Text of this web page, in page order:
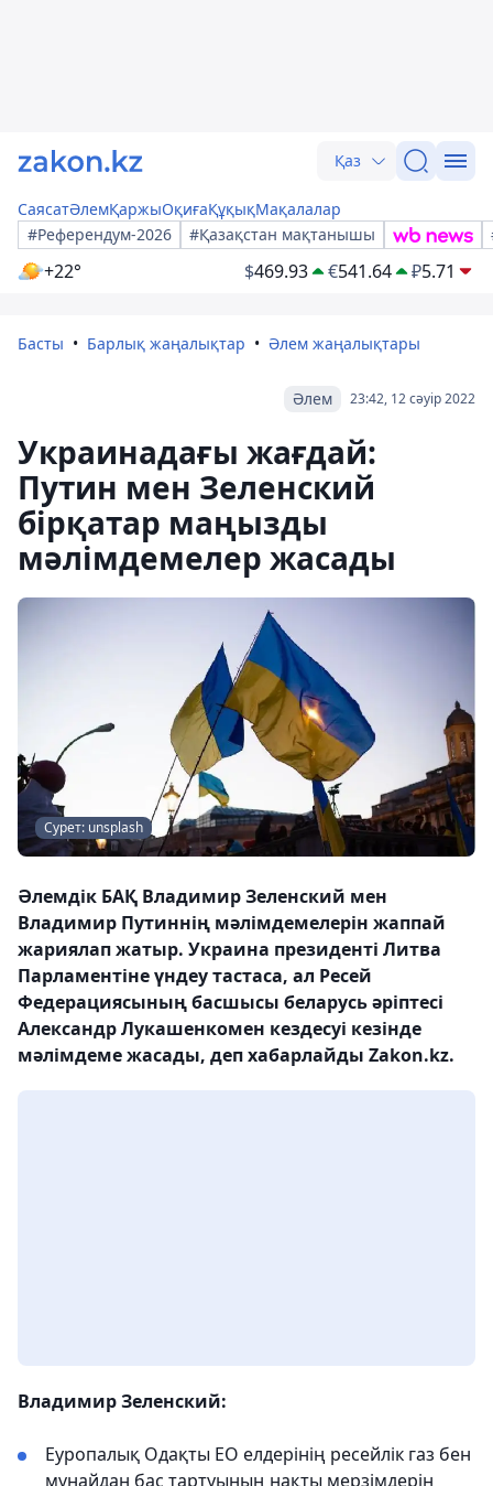
Қаз
СаясатӘлемҚаржыОқиғаҚұқықМақалалар
#Референдум-2026
#Қазақстан мақтанышы
+22° $469.93 €541.64 ₽5.71
Басты Барлық жаңалықтар Әлем жаңалықтары
23:42, 12 сәуір 2022
Әлем
Украинадағы жағдай:
Путин мен Зеленский
бірқатар маңызды
мәлімдемелер жасады
Сурет: unsplash
Әлемдік БАҚ Владимир Зеленский мен
Владимир Путиннің мәлімдемелерін жаппай
жариялап жатыр. Украина президенті Литва
Парламентіне үндеу тастаса, ал Ресей
Федерациясының басшысы беларусь әріптесі
Александр Лукашенкомен кездесуі кезінде
мәлімдеме жасады, деп хабарлайды Zakon.kz.
Владимир Зеленский:
Еуропалық Одақты ЕО елдерінің ресейлік газ бен
мұнайдан бас тартуының нақты мерзімдерін